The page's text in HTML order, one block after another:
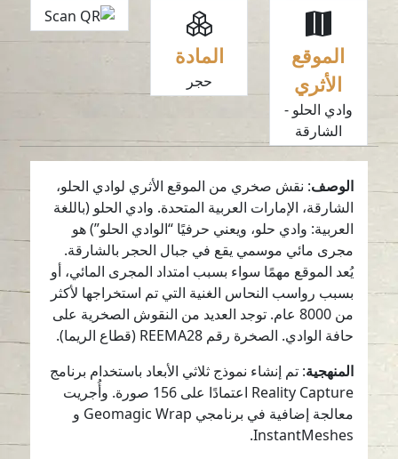
الموقع
الأثري
وادي الحلو -
الشارقة
المادة
حجر
الوصف: نقش صخري من الموقع الأثري لوادي الحلو،
الشارقة، الإمارات العربية المتحدة. وادي الحلو (باللغة
العربية: وادي حلو، ويعني حرفيًا “الوادي الحلو”) هو
مجرى مائي موسمي يقع في جبال الحجر بالشارقة.
يُعد الموقع مهمًا سواء بسبب امتداد المجرى المائي، أو
بسبب رواسب النحاس الغنية التي تم استخراجها لأكثر
من 8000 عام. توجد العديد من النقوش الصخرية على
حافة الوادي. الصخرة رقم REEMA28 (قطاع الريما).
المنهجية: تم إنشاء نموذج ثلاثي الأبعاد باستخدام برنامج
Reality Capture اعتمادًا على 156 صورة. وأُجريت
معالجة إضافية في برنامجي Geomagic Wrap و
InstantMeshes.